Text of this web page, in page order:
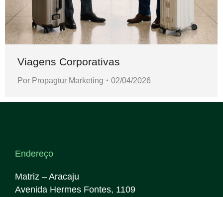
Viagens Corporativas
Por Propagtur Marketing 02/04/2026
Endereço
Matriz – Aracaju
Avenida Hermes Fontes, 1109